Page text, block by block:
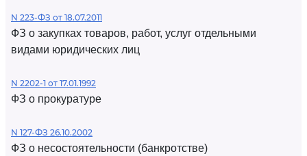
N 223-ФЗ от 18.07.2011
ФЗ о закупках товаров, работ, услуг отдельными
видами юридических лиц
N 2202-1 от 17.01.1992
ФЗ о прокуратуре
N 127-ФЗ 26.10.2002
ФЗ о несостоятельности (банкротстве)